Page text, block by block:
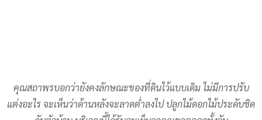
คุณสถาพรบอกว่ายังคงลักษณะของที่ดินไว้แบบเดิม ไม่มีการปรับ
แต่งอะไร จะเห็นว่าด้านหลังจะลาดต่ำลงไป ปลูกไม้ดอกไม้ประดับชิด